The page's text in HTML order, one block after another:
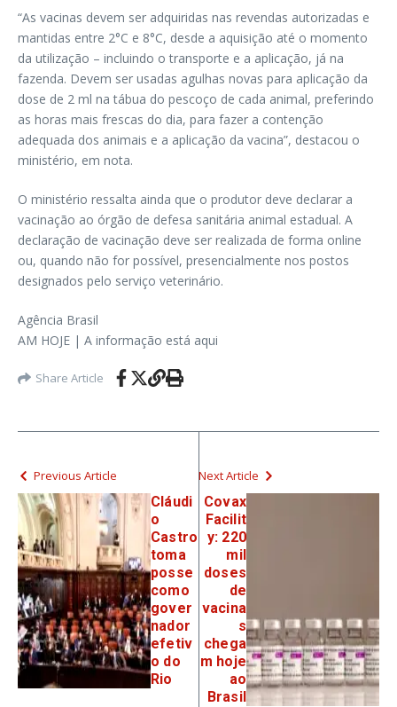
“As vacinas devem ser adquiridas nas revendas autorizadas e
mantidas entre 2°C e 8°C, desde a aquisição até o momento
da utilização – incluindo o transporte e a aplicação, já na
fazenda. Devem ser usadas agulhas novas para aplicação da
dose de 2 ml na tábua do pescoço de cada animal, preferindo
as horas mais frescas do dia, para fazer a contenção
adequada dos animais e a aplicação da vacina”, destacou o
ministério, em nota.
O ministério ressalta ainda que o produtor deve declarar a
vacinação ao órgão de defesa sanitária animal estadual. A
declaração de vacinação deve ser realizada de forma online
ou, quando não for possível, presencialmente nos postos
designados pelo serviço veterinário.
Agência Brasil
AM HOJE | A informação está aqui
Share Article
Previous Article
Cláudi
o
Castro
toma
posse
como
gover
nador
efetiv
o do
Rio
Next Article
Covax
Facilit
y: 220
mil
doses
de
vacina
s
chega
m hoje
ao
Brasil